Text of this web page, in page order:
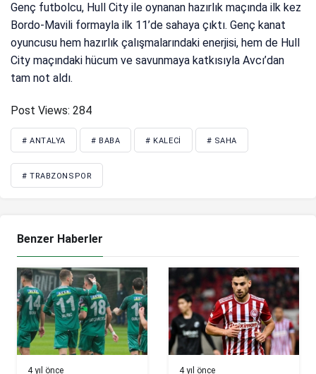
Genç futbolcu, Hull City ile oynanan hazırlık maçında ilk kez
Bordo-Mavili formayla ilk 11’de sahaya çıktı. Genç kanat
oyuncusu hem hazırlık çalışmalarındaki enerjisi, hem de Hull
City maçındaki hücum ve savunmaya katkısıyla Avcı’dan
tam not aldı.
Post Views: 284
# ANTALYA # BABA # KALECI # SAHA
# TRABZONSPOR
Benzer Haberler
4 yıl önce 4 yıl önce